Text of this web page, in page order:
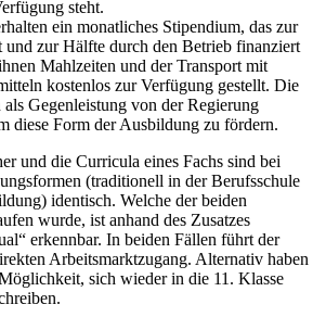
steht.
ein monatliches Stipendium, das zur
und zur Hälfte durch den Betrieb finanziert
Mahlzeiten und der Transport mit
kostenlos zur Verfügung gestellt. Die
Gegenleistung von der Regierung
diese Form der Ausbildung zu fördern.
und die Curricula eines Fachs sind bei
(traditionell in der Berufsschule
identisch. Welche der beiden
wurde, ist anhand des Zusatzes
erkennbar. In beiden Fällen führt der
Arbeitsmarktzugang. Alternativ haben
sich wieder in die 11. Klasse